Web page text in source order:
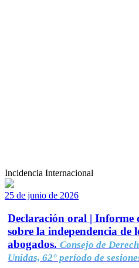
Incidencia Internacional
25 de junio de 2026
Declaración oral | Informe
sobre la independencia de
abogados. Consejo de
Unidas, 62° período de